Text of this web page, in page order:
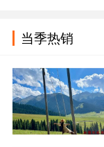
当季热销